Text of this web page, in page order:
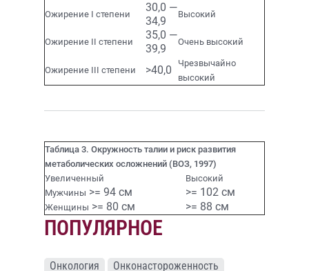
Ожирение I степени
30,0 —
34,9
Высокий
Ожирение II степени
35,0 —
39,9
Очень высокий
Ожирение III степени >40,0
Чрезвычайно
высокий
Таблица 3. Окружность талии и риск развития
метаболических осложнений (ВОЗ, 1997)
Увеличенный
Высокий
Мужчины >= 94 см >= 102 см
Женщины >= 80 см >= 88 см
ПОПУЛЯРНОЕ
Онкология
Онконастороженность